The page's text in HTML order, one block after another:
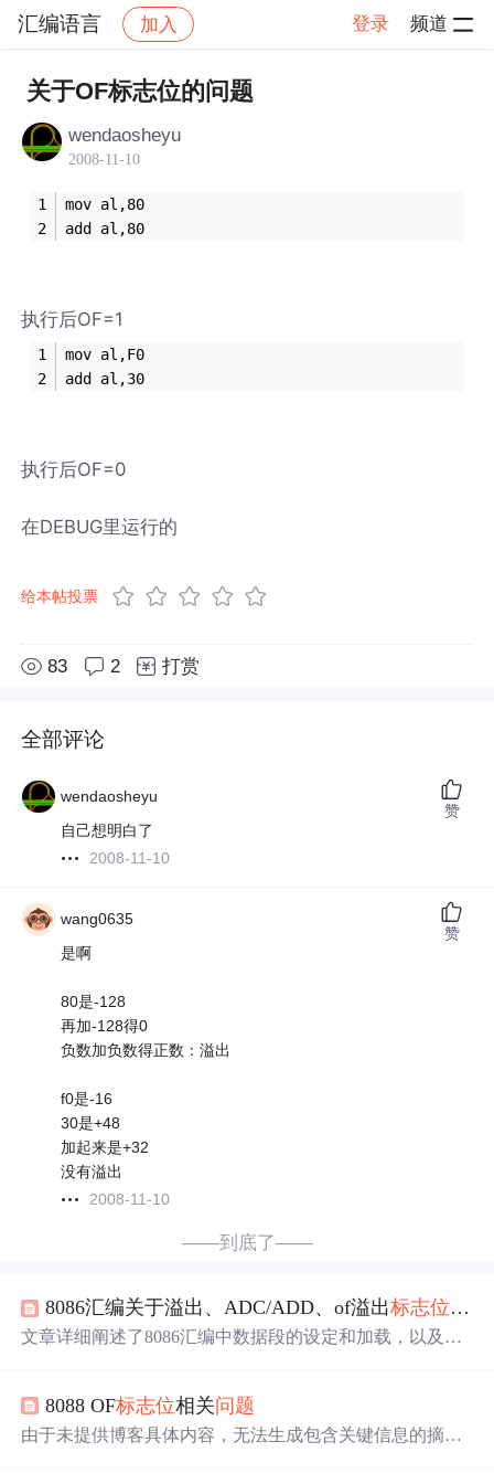
汇编语言 加入 登录 频道
社区 汇编语言 帖子详情
关于OF标志位的问题
wendaosheyu
2008-11-10
mov al,80
add al,80
执行后OF=1
mov al,F0
add al,30
执行后OF=0
在DEBUG里运行的
给本帖投票
83 2 打赏
全部评论
wendaosheyu
自己想明白了
2008-11-10
赞
wang0635
是啊
80是-128
再加-128得0
负数加负数得正数：溢出
f0是-16
30是+48
加起来是+32
没有溢出
2008-11-10
赞
——到底了——
8086汇编关于溢出、ADC/ADD、of溢出标志位的
文章详细阐述了8086汇编中数据段的设定和加载，以及加
算示例，解释了无进位和带进位加法在处理溢出时的差
异，强调了8086汇编中计算顺序和标志位更新的重要性。
8088 OF标志位相关问题
由于未提供博客具体内容，无法生成包含关键信息的摘